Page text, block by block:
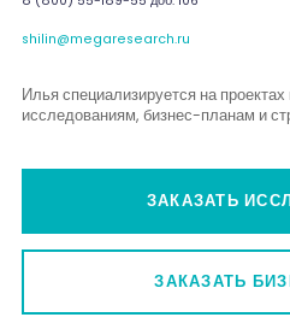
shilin@megaresearch.ru
Илья специализируется на
исследованиям, бизнес-планам и
ЗАКАЗАТЬ
ЗАКАЗАТЬ